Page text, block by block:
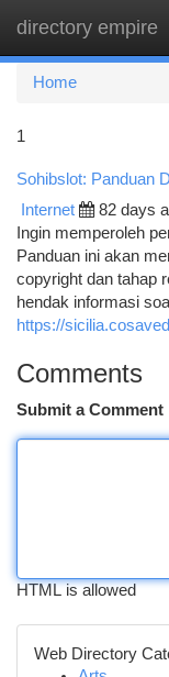
directory empire
Home
1
Sohibslot: Panduan
Internet 82 days
Ingin memperoleh
Panduan ini akan
copyright dan tahap
hendak informasi
https://
Comments
Submit a Comment
HTML is allowed
Web Directory